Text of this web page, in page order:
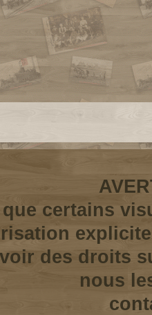
certains
des droits
nous